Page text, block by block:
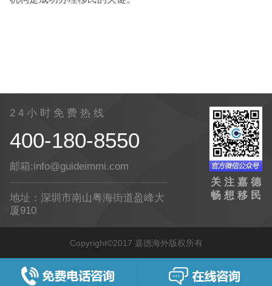
2 4 小 时 免 费 热 线
400-180-8550
邮箱:info@guideimmi.com
地址：深圳市南山粤海街道盈峰大
厦910
关 注 嘉 德
畅 想 移 民
Copyright©2017 嘉德海外版权所有